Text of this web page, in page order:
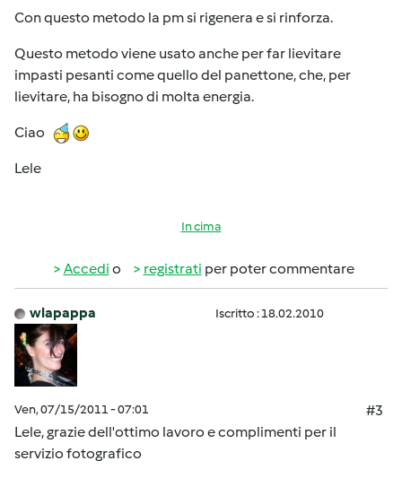
Con questo metodo la pm si rigenera e si rinforza.
Questo metodo viene usato anche per far lievitare
impasti pesanti come quello del panettone, che, per
lievitare, ha bisogno di molta energia.
Ciao
Lele
In cima
Accedi o registrati per poter commentare
wlapappa Iscritto : 18.02.2010
Ven, 07/15/2011 - 07:01
#3
Lele, grazie dell'ottimo lavoro e complimenti per il
servizio fotografico